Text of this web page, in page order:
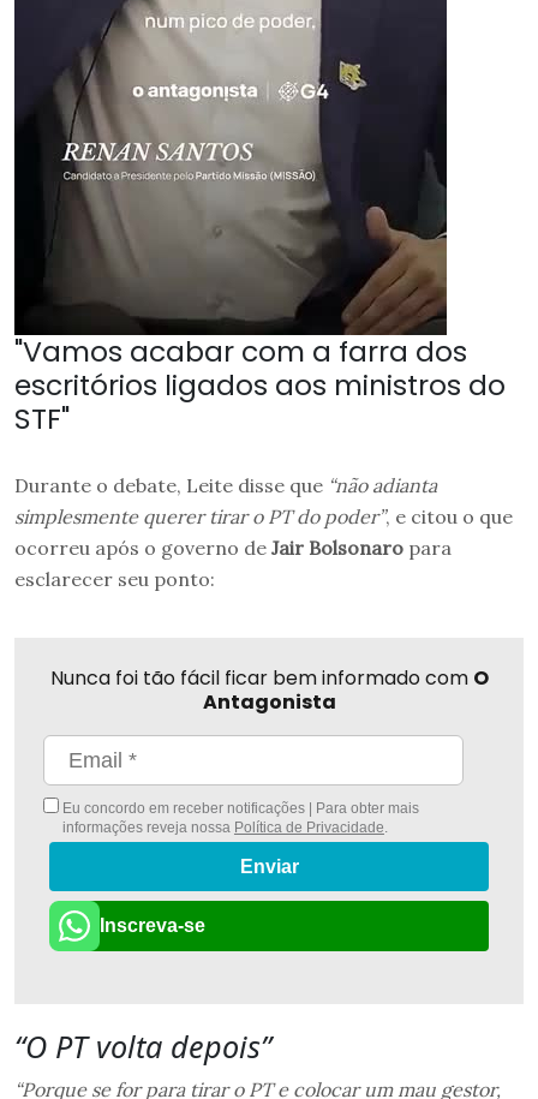
"Vamos acabar com a farra dos
escritórios ligados aos ministros do
STF"
Durante o debate, Leite disse que “não adianta
simplesmente querer tirar o PT do poder”, e citou o que
ocorreu após o governo de Jair Bolsonaro para
esclarecer seu ponto:
Nunca foi tão fácil ficar bem informado com O
Antagonista
Eu concordo em receber notificações | Para obter mais
informações reveja nossa Política de Privacidade.
Enviar
Inscreva-se
“O PT volta depois”
“Porque se for para tirar o PT e colocar um mau gestor,